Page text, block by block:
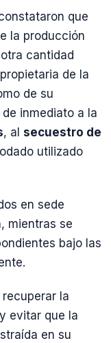
que
la producción
cantidad
de la
de su
inmediato a la
, al secuestro de
utilizado
en sede
mientras se
bajo las
la
evitar que la
en su